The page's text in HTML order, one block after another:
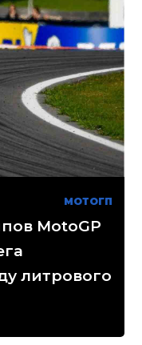
МОТОГП
MotoGP
литрового